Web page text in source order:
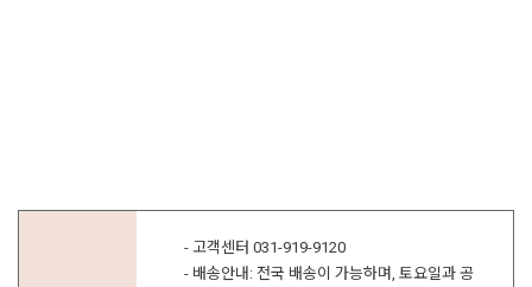
- 고객센터 031-919-9120
- 배송안내: 전국 배송이 가능하며, 토요일과 공